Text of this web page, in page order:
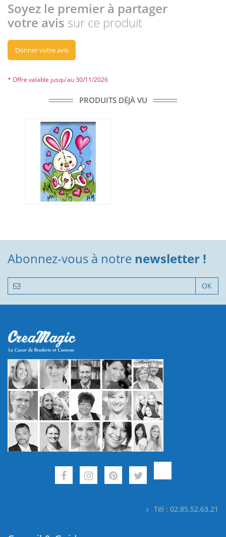
Soyez le premier à partager
votre avis sur ce produit
Donner votre avis
* Offre valable jusqu'au 30/11/2026
PRODUITS DÉJÀ VU
Abonnez-vous à notre newsletter !
OK
Tél : 02.85.52.63.21